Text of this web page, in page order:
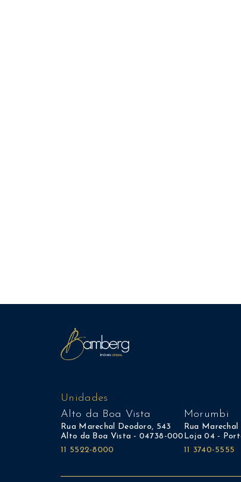
Unidades
Alto da Boa Vista
Rua Marechal Deodoro, 543
Alto da Boa Vista - 04738-000
11 5522-8000
Morumbi
Rua
Loja 04 -
11 3740-5555